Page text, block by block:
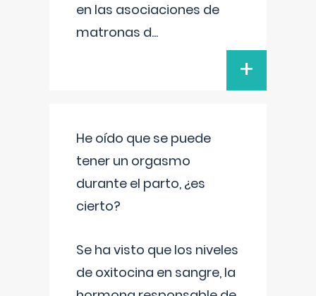
en las asociaciones de
matronas d...
+
He oído que se puede
tener un orgasmo
durante el parto, ¿es
cierto?
Se ha visto que los niveles
de oxitocina en sangre, la